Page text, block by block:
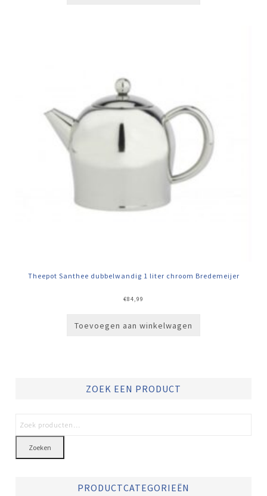
Theepot Santhee dubbelwandig 1 liter chroom Bredemeijer
€84,99
Toevoegen aan winkelwagen
ZOEK EEN PRODUCT
Zoeken
PRODUCTCATEGORIEËN